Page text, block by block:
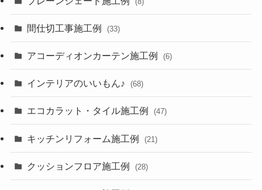
間仕切工事施工例 (33)
アコーディオンカーテン施工例 (6)
インテリアのいいもん♪ (68)
エコカラット・タイル施工例 (47)
キッチンリフォーム施工例 (21)
クッションフロア施工例 (28)